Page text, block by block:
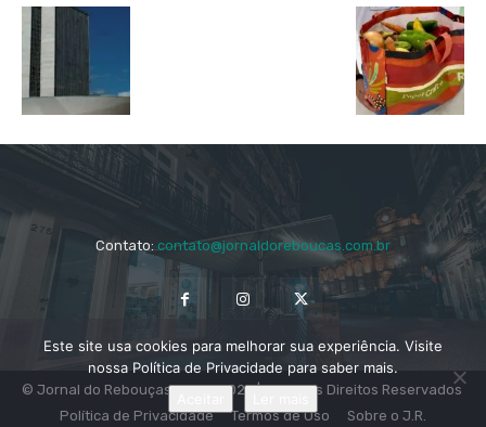
Contato:contato@jornaldoreboucas.com.br
© Jornal do Rebouças 2014 - 2024 | Todos os Direitos Reservados
Política de Privacidade
Termos de Uso Sobre o J.R.
Este site usa cookies para melhorar sua experiência. Visite
nossa Política de Privacidade para saber mais.